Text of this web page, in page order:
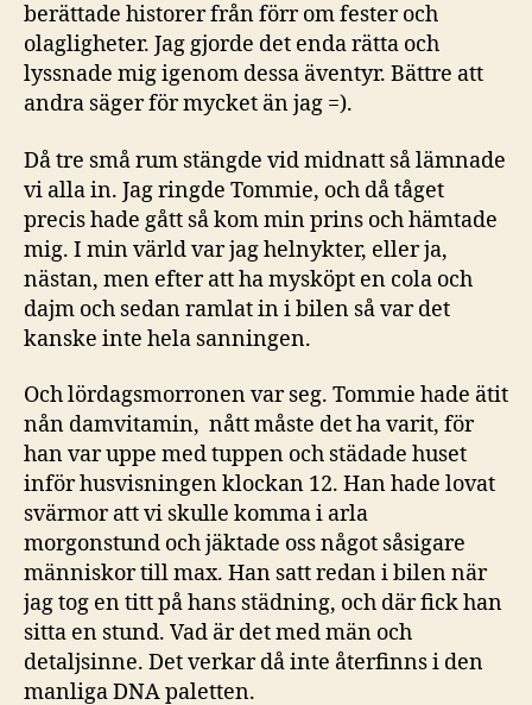
berättade historer från förr om fester och
olagligheter. Jag gjorde det enda rätta och
lyssnade mig igenom dessa äventyr. Bättre att
andra säger för mycket än jag =).
Då tre små rum stängde vid midnatt så lämnade
vi alla in. Jag ringde Tommie, och då tåget
precis hade gått så kom min prins och hämtade
mig. I min värld var jag helnykter, eller ja,
nästan, men efter att ha mysköpt en cola och
dajm och sedan ramlat in i bilen så var det
kanske inte hela sanningen.
Och lördagsmorronen var seg. Tommie hade ätit
nån damvitamin, nått måste det ha varit, för
han var uppe med tuppen och städade huset
inför husvisningen klockan 12. Han hade lovat
svärmor att vi skulle komma i arla
morgonstund och jäktade oss något såsigare
människor till max. Han satt redan i bilen när
jag tog en titt på hans städning, och där fick han
sitta en stund. Vad är det med män och
detaljsinne. Det verkar då inte återfinns i den
manliga DNA paletten.